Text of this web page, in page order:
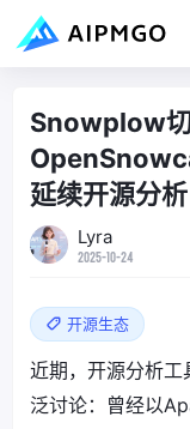
Snowplow切
延续开源分析
Lyra
2025-10-24
开源生态
近期，开源分析工
泛讨论：曾经以